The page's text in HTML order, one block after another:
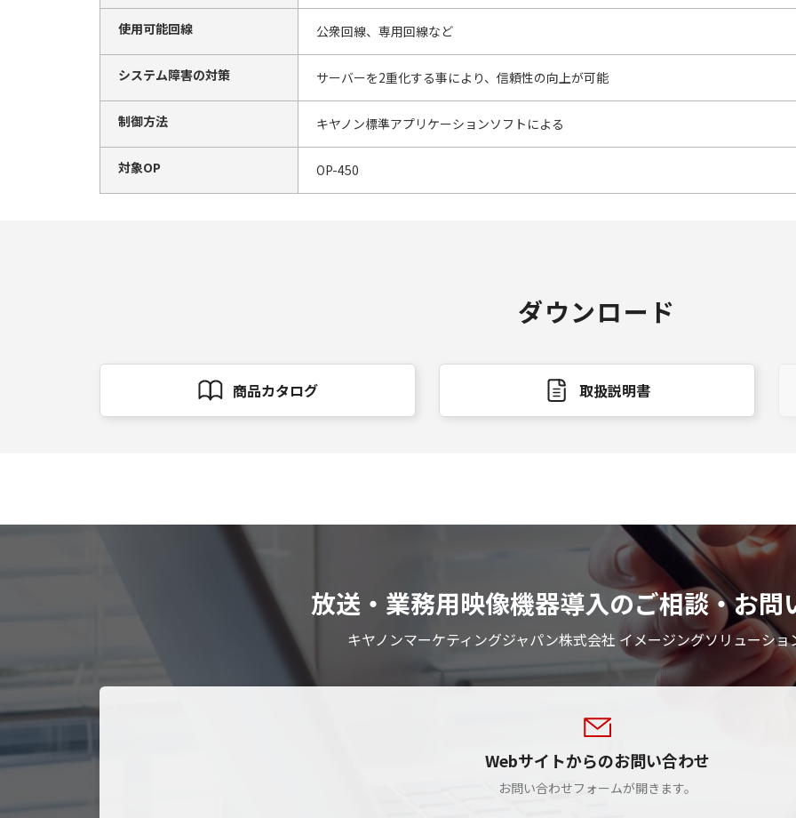
使用可能回線 公衆回線、専用回線など
システム障害の対策 サーバーを2重化する事により、信頼性の向上が可能
制御方法 キヤノン標準アプリケーションソフトによる
対象OP OP-450
ダウンロード
商品カタログ 取扱説明書
放送・業務用映像機器導入のご相談・お問
キヤノンマーケティングジャパン株式会社 イメージングソリューショ
Webサイトからのお問い合わせ
お問い合わせフォームが開きます。